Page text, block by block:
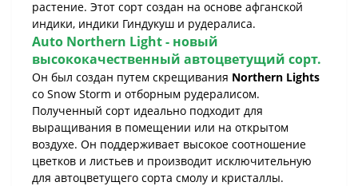
растение. Этот сорт создан на основе афганской
индики, индики Гиндукуш и рудералиса.
Auto Northern Light- новый
высококачественный автоцветущий сорт.
Он был создан путем скрещивания Northern Lights
со Snow Storm и отборным рудералисом.
Полученный сорт идеально подходит для
выращивания в помещении или на открытом
воздухе. Он поддерживает высокое соотношение
цветков и листьев и производит исключительную
для автоцветущего сорта смолу и кристаллы.